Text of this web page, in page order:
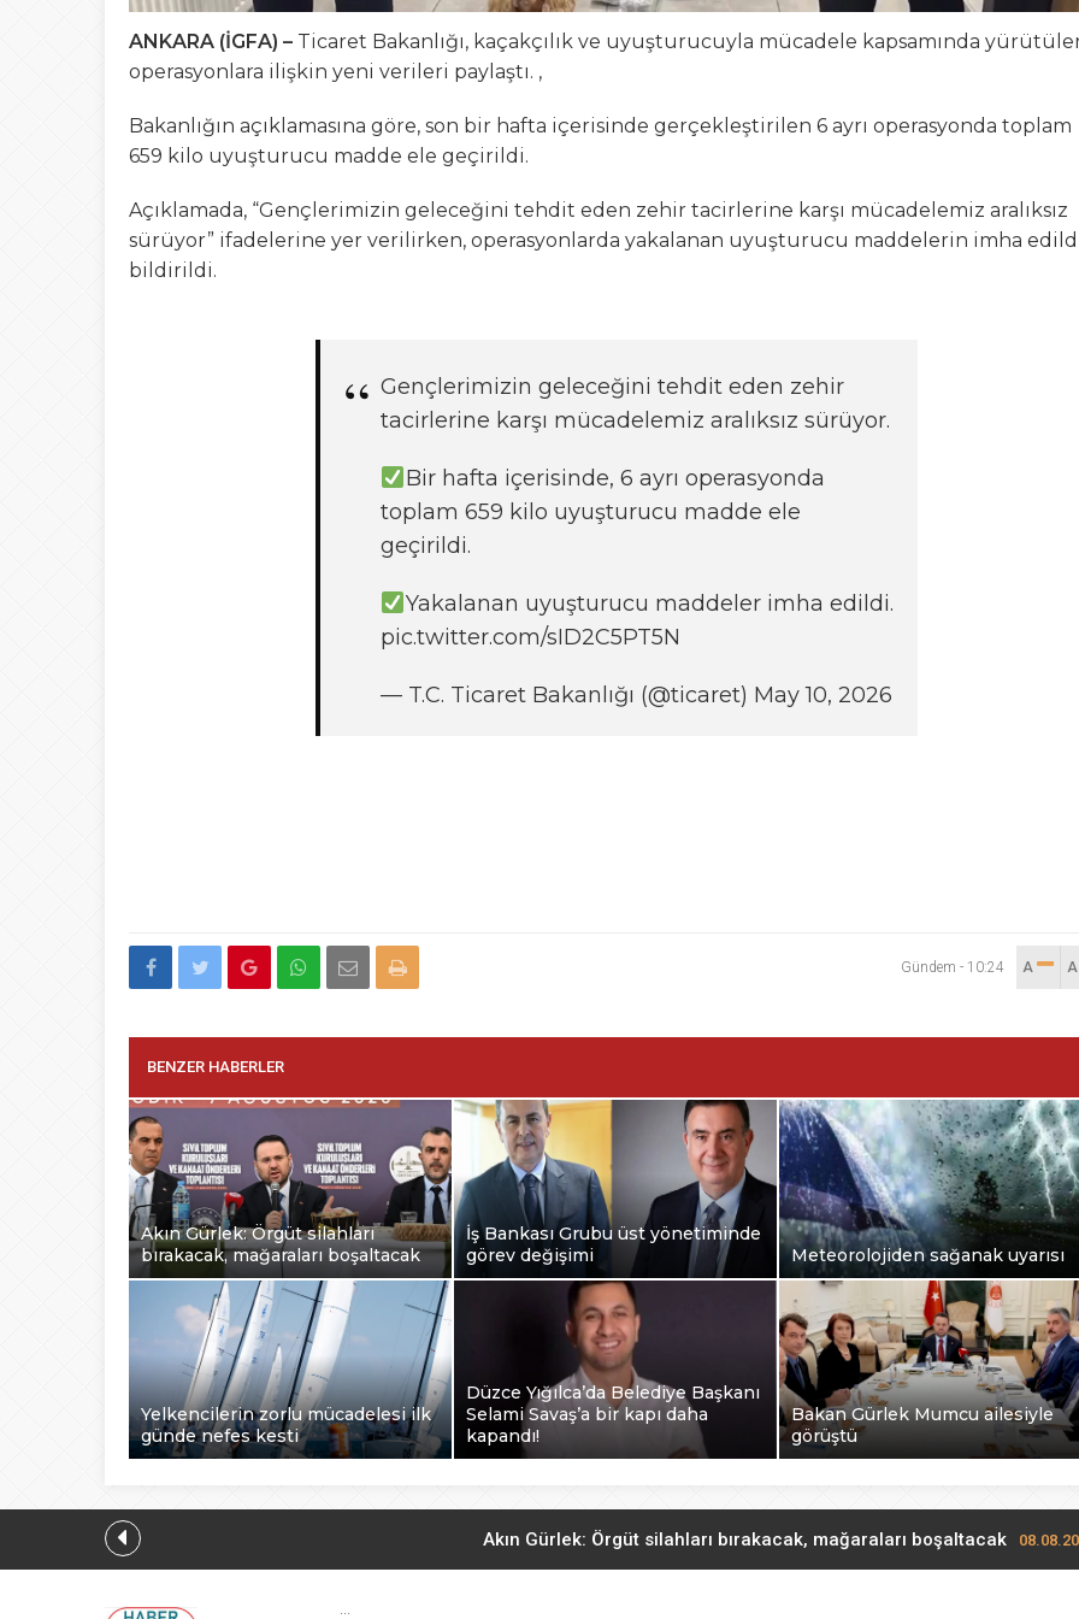
ANKARA (İGFA) – Ticaret Bakanlığı, kaçakçılık ve uyuşturucuyla mücadele kapsamında
operasyonlara ilişkin yeni verileri paylaştı. ,
Bakanlığın açıklamasına göre, son bir hafta içerisinde gerçekleştirilen 6 ayrı operasyonda toplam
659 kilo uyuşturucu madde ele geçirildi.
Açıklamada, “Gençlerimizin geleceğini tehdit eden zehir tacirlerine karşı mücadelemiz aralıksız
sürüyor” ifadelerine yer verilirken, operasyonlarda yakalanan uyuşturucu maddelerin imha
bildirildi.
Gençlerimizin geleceğini tehdit eden zehir
tacirlerine karşı mücadelemiz aralıksız sürüyor.
Bir hafta içerisinde, 6 ayrı operasyonda
toplam 659 kilo uyuşturucu madde ele
geçirildi.
Yakalanan uyuşturucu maddeler imha edildi.
pic.twitter.com/sID2C5PT5N
— T.C. Ticaret Bakanlığı (@ticaret) May 10, 2026
Gündem - 10:24 A
BENZER HABERLER
Akın Gürlek: Örgüt silahları
bırakacak, mağaraları boşaltacak
İş Bankası Grubu üst yönetiminde
görev değişimi
Meteorolojiden sağanak uyarısı
Yelkencilerin zorlu mücadelesi ilk
günde nefes kesti
Düzce Yığılca’da Belediye Başkanı
Selami Savaş’a bir kapı daha
kapandı!
Bakan Gürlek Mumcu ailesiyle
görüştü
Akın Gürlek: Örgüt silahları bırakacak, mağaraları boşaltacak
...